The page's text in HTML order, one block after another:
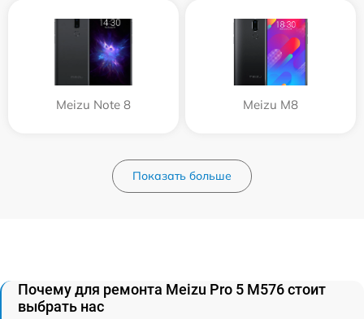
Meizu Note 8 Meizu M8
Показать больше
Почему для ремонта Meizu Pro 5 M576 стоит
выбрать нас